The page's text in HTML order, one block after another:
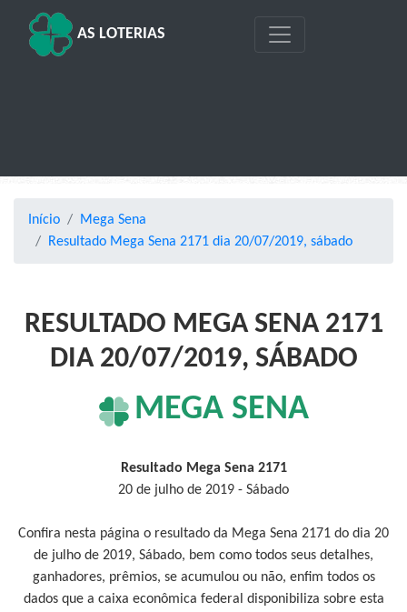
AS LOTERIAS
Início
Mega Sena
Resultado Mega Sena 2171 dia 20/07/2019, sábado
RESULTADO MEGA SENA 2171
DIA 20/07/2019, SÁBADO
MEGA SENA
Resultado Mega Sena 2171
20 de julho de 2019 - Sábado
Confira nesta página o resultado da Mega Sena 2171 do dia 20
de julho de 2019, Sábado, bem como todos seus detalhes,
ganhadores, prêmios, se acumulou ou não, enfim todos os
dados que a caixa econômica federal disponibiliza sobre esta